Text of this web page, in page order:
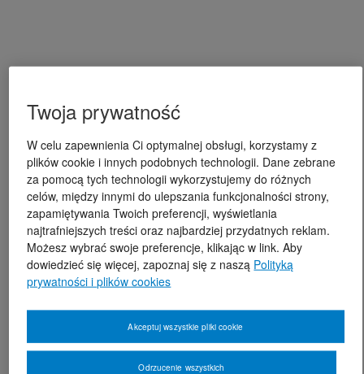
Twoja prywatność
W celu zapewnienia Ci optymalnej obsługi, korzystamy z
plików cookie i innych podobnych technologii. Dane zebrane
za pomocą tych technologii wykorzystujemy do różnych
celów, między innymi do ulepszania funkcjonalności strony,
zapamiętywania Twoich preferencji, wyświetlania
najtrafniejszych treści oraz najbardziej przydatnych reklam.
Możesz wybrać swoje preferencje, klikając w link. Aby
dowiedzieć się więcej, zapoznaj się z naszą Polityką
prywatności i plików cookies
Odrzucenie wszystkich
Akceptuj wszystkie pliki cookie